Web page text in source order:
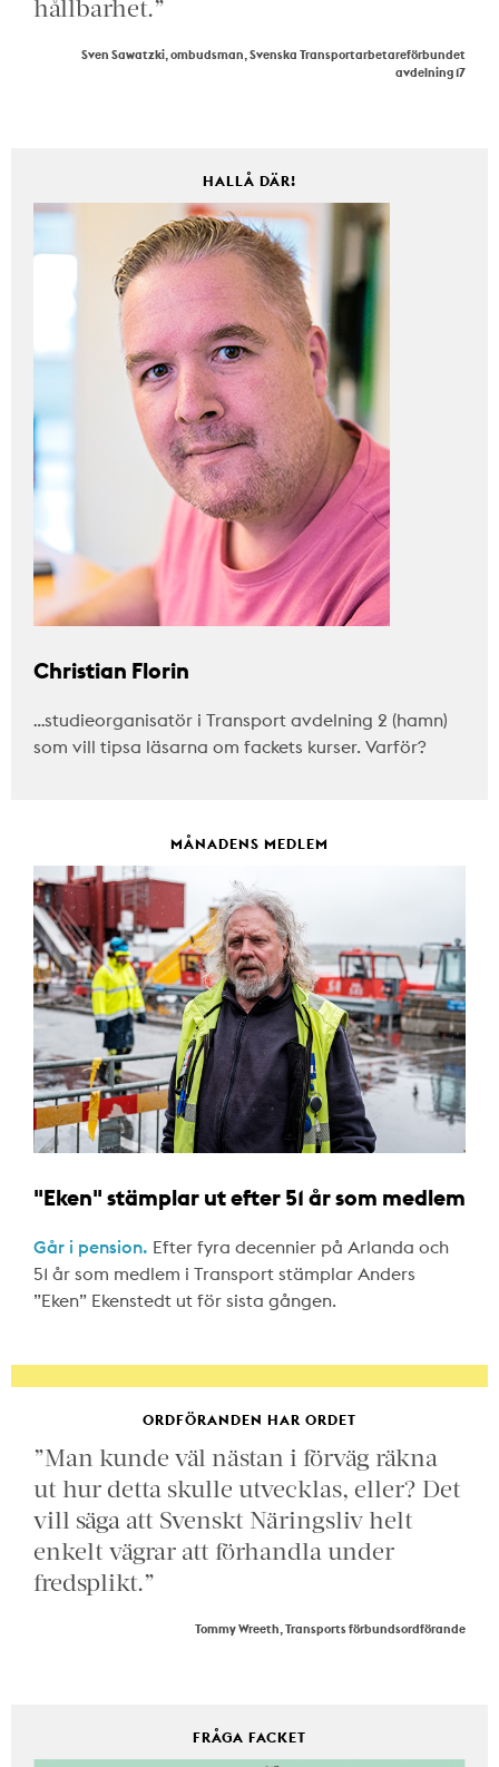
hållbarhet.”
Sven Sawatzki, ombudsman, Svenska Transportarbetareförbundet
avdelning 17
HALLÅ DÄR!
Christian Florin
…studieorganisatör i Transport avdelning 2 (hamn)
som vill tipsa läsarna om fackets kurser. Varför?
MÅNADENS MEDLEM
"Eken" stämplar ut efter 51 år som medlem
Går i pension. Efter fyra decennier på Arlanda och
51 år som medlem i Transport stämplar Anders
”Eken” Ekenstedt ut för sista gången.
ORDFÖRANDEN HAR ORDET
”Man kunde väl nästan i förväg räkna
ut hur detta skulle utvecklas, eller? Det
vill säga att Svenskt Näringsliv helt
enkelt vägrar att förhandla under
fredsplikt.”
Tommy Wreeth, Transports förbundsordförande
FRÅGA FACKET